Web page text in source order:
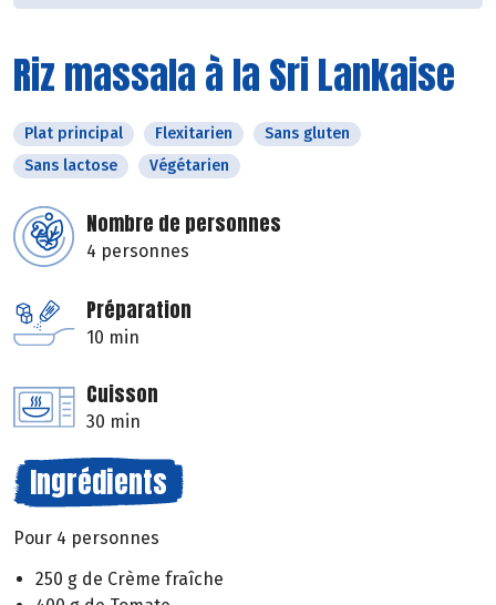
Riz massala à la Sri Lankaise
Plat principal Flexitarien
Sans gluten
Sans lactose
Végétarien
Nombre de personnes
4 personnes
Préparation
10 min
Cuisson
30 min
Ingrédients
Pour 4 personnes
250 g de Crème fraîche